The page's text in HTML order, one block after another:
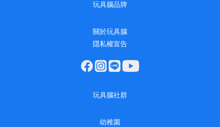
玩具腦品牌
關於玩具腦
隱私權宣告
玩具腦社群
幼稚園